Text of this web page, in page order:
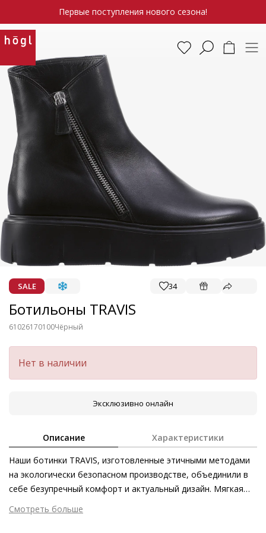
Первые поступления нового сезона!
SALE 34
Ботильоны TRAVIS
61026170100Чёрный
Нет в наличии
Эксклюзивно онлайн
Описание Характеристики
Наши ботинки TRAVIS, изготовленные этичными методами
на экологически безопасном производстве, объединили в
себе безупречный комфорт и актуальный дизайн. Мягкая
кожа ягнёнка и тёплая фланелевая подкладка позаботятся
о максимальном уровне комфорта, в то время как
Смотреть больше